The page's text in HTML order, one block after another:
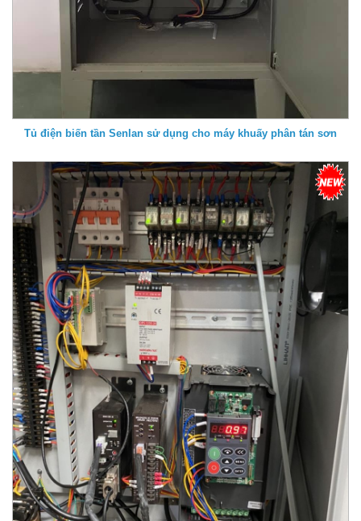
Tủ điện biến tần Senlan sử dụng cho máy khuấy phân tán sơn